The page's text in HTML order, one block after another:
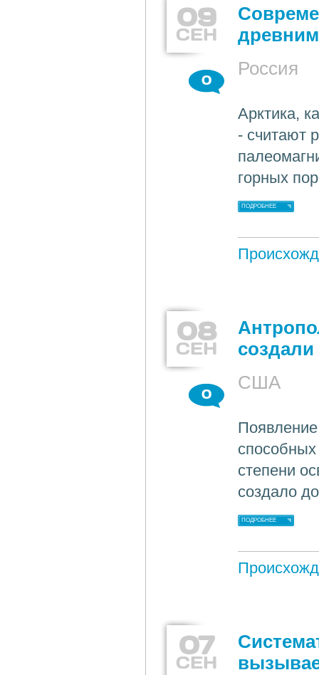
09
СЕН
Россия
0
Арктика,
- считают
горных
ПОДРОБНЕЕ
08
СЕН
США
0
степени
создало
ПОДРОБНЕЕ
07
СЕН